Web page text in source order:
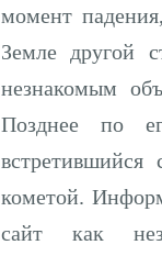
момент
Земле другой
незнакомым
Позднее по
кометой.
сайт как